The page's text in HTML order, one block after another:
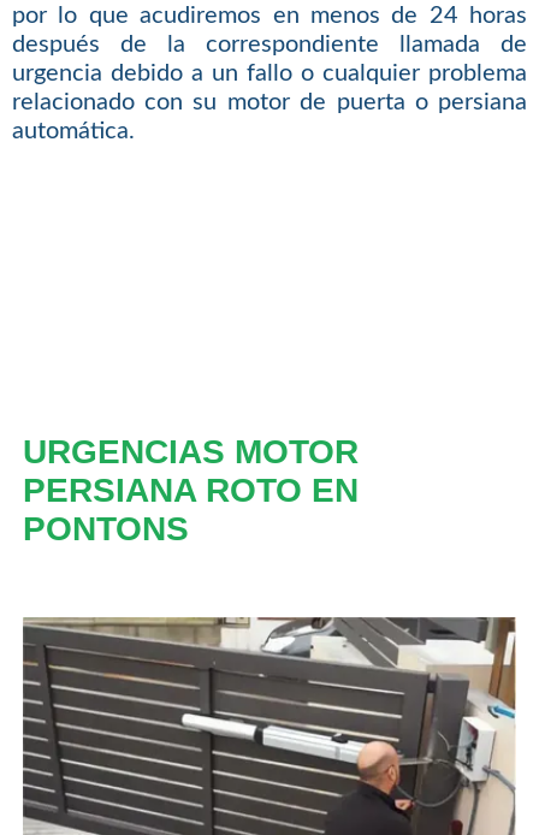
por lo que acudiremos en menos de 24 horas
después de la correspondiente llamada de
urgencia debido a un fallo o cualquier problema
relacionado con su motor de puerta o persiana
automática.
URGENCIAS MOTOR
PERSIANA ROTO EN
PONTONS